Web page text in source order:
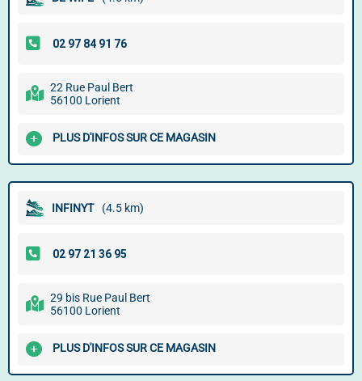
22 Rue Paul Bert
56100 Lorient
PLUS D'INFOS SUR CE MAGASIN
INFINYT (4.5 km)
29 bis Rue Paul Bert
56100 Lorient
PLUS D'INFOS SUR CE MAGASIN